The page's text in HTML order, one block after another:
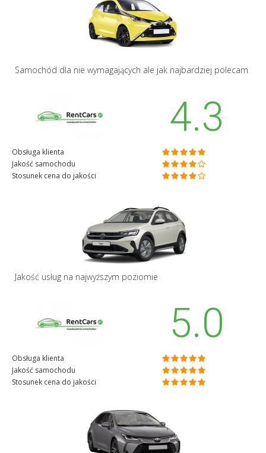
Samochód dla nie wymagających ale jak najbardziej polecam
4.3
Obsługa klienta
Jakość samochodu
Stosunek cena do jakości
Jakość usług na najwyższym poziomie
5.0
Obsługa klienta
Jakość samochodu
Stosunek cena do jakości